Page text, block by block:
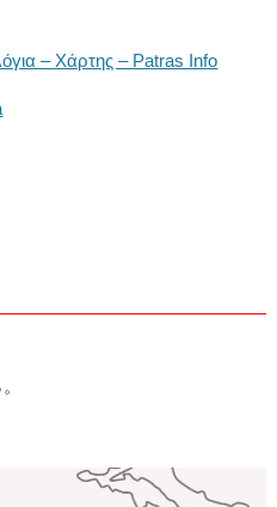
– Χάρτης – Patras Info